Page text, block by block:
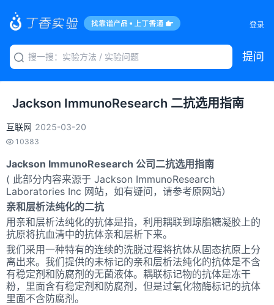
登录
提问
Jackson ImmunoResearch 二抗选用指南
互联网 2025-03-20
10383
Jackson ImmunoResearch 公司二抗选用指南
( 此部分内容来源于 Jackson ImmunoResearch
Laboratories Inc 网站，如有疑问，请参考原网站）
亲和层析法纯化的二抗
用亲和层析法纯化的抗体是指，利用耦联到琼脂糖凝胶上的
抗原将抗血清中的抗体亲和层析下来。
我们采用一种特有的连续的洗脱过程将抗体从固态抗原上分
离出来。我们提供的未标记的亲和层析法纯化的抗体是不含
有稳定剂和防腐剂的无菌液体。耦联标记物的抗体是冻干
粉，里面含有稳定剂和防腐剂，但是过氧化物酶标记的抗体
里面不含防腐剂。